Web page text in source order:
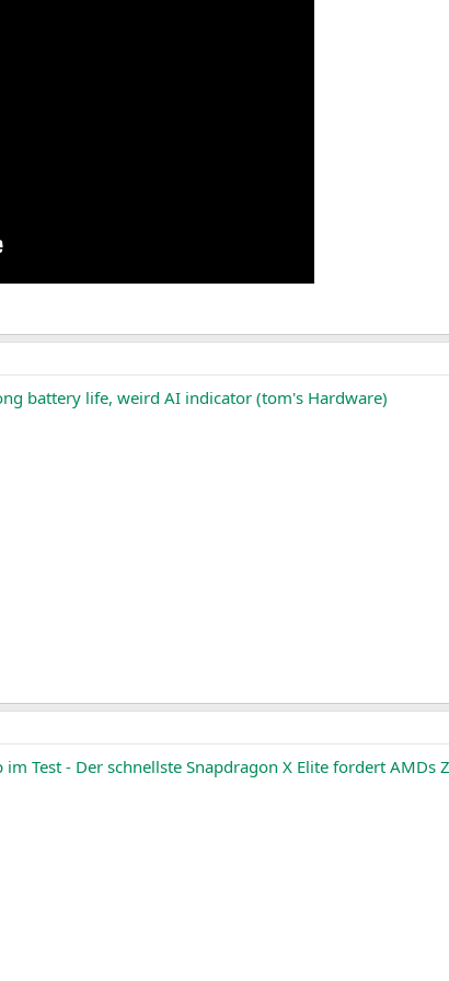
battery life, weird AI indicator (tom's Hardware)
Test - Der schnellste Snapdragon X Elite fordert AMDs